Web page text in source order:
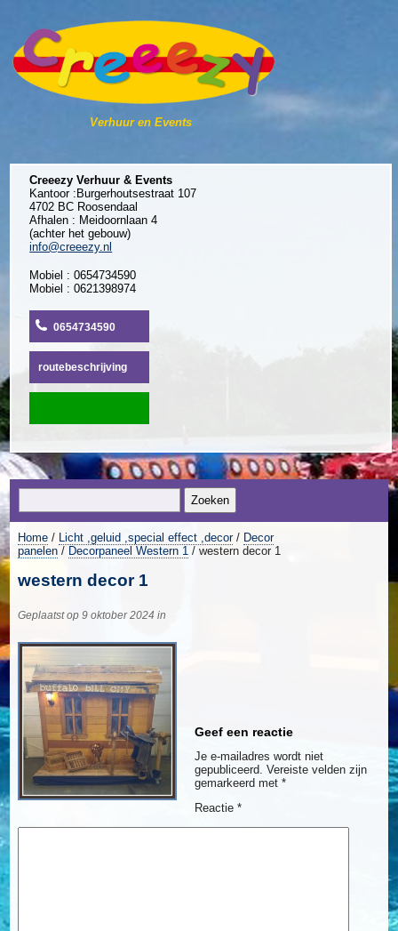
Verhuur en Events
Creeezy Verhuur & Events
Kantoor :Burgerhoutsestraat 107
4702 BC Roosendaal
Afhalen : Meidoornlaan 4
(achter het gebouw)
info@creeezy.nl
Mobiel : 0654734590
Mobiel : 0621398974
0654734590
routebeschrijving
Home/ Licht ,geluid ,special effect ,decor/ Decor
panelen/ Decorpaneel Western 1/ western decor 1
western decor 1
Geplaatst op 9 oktober 2024 in
Geef een reactie
Je e-mailadres wordt niet
gepubliceerd. Vereiste velden zijn
gemarkeerd met *
Reactie *